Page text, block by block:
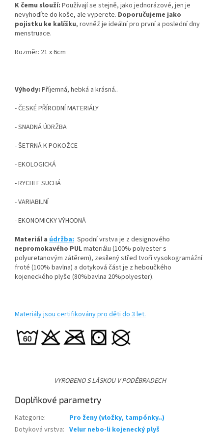
K čemu slouží: Používají se stejně, jako jednorázové, jen je
nevyhodíte do koše, ale vyperete. Doporučujeme jako
pojistku ke kalíšku, rovněž je ideální pro první a poslední dny
menstruace.
Rozměr: 21 x 6cm
Výhody: Příjemná, hebká a krásná..
- ČESKÉ PŘÍRODNÍ MATERIÁLY
- SNADNÁ ÚDRŽBA
- ŠETRNÁ K POKOŽCE
- EKOLOGICKÁ
- RYCHLE SUCHÁ
- VARIABILNÍ
- EKONOMICKY VÝHODNÁ
Materiál a údržba: Spodní vrstva je z designového
nepromokavého PULmateriálu (100% polyester s
polyuretanovým zátěrem), zesílený střed tvoří vysokogramážní
froté (100% bavlna) a dotyková část je z heboučkého
kojeneckého plyše (80%bavlna 20%polyester).
Materiály jsou certifikovány pro děti do 3 let.
VYROBENO S LÁSKOU V PODĚBRADECH
Doplňkové parametry
Kategorie:
Pro ženy (vložky, tampónky..)
Dotyková vrstva: Velur nebo-li kojenecký plyš